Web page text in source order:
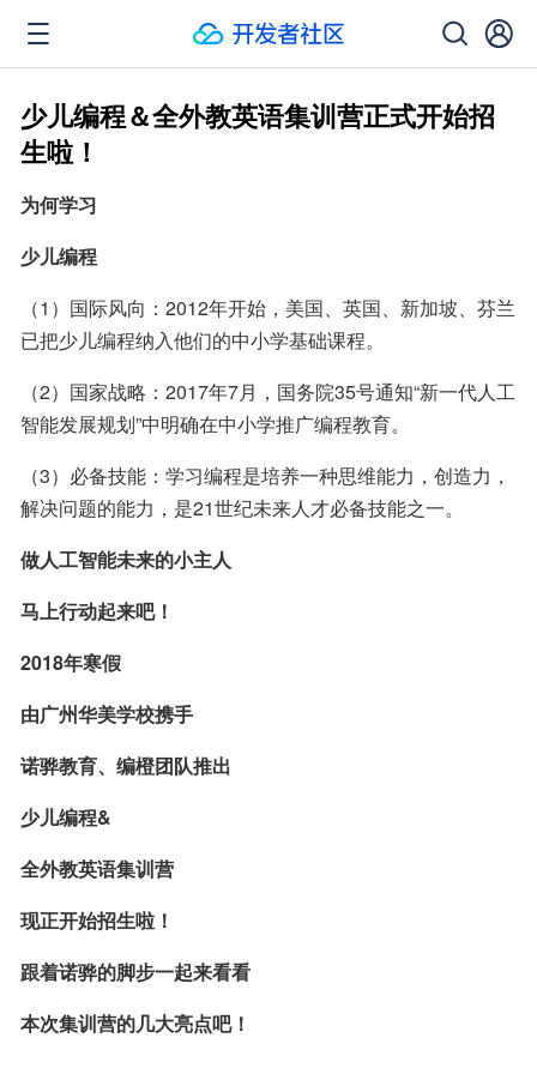
少儿编程＆全外教英语集训营正式开始招
生啦！
为何学习
少儿编程
（1）国际风向：2012年开始，美国、英国、新加坡、芬兰
已把少儿编程纳入他们的中小学基础课程。
（2）国家战略：2017年7月，国务院35号通知“新一代人工
智能发展规划”中明确在中小学推广编程教育。
（3）必备技能：学习编程是培养一种思维能力，创造力，
解决问题的能力，是21世纪未来人才必备技能之一。
做人工智能未来的小主人
马上行动起来吧！
2018年寒假
由广州华美学校携手
诺骅教育、编橙团队推出
少儿编程&
全外教英语集训营
现正开始招生啦！
跟着诺骅的脚步一起来看看
本次集训营的几大亮点吧！